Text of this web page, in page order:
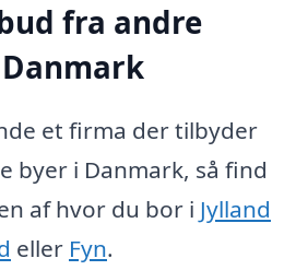
fra andre
et firma der tilbyder
byer i Danmark, så find
af hvor du bor i Jylland
eller Fyn.